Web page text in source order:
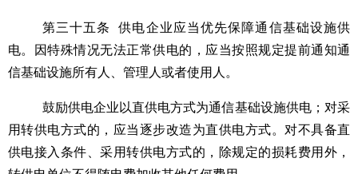
第三十五条
供电企业应当优先保障通信基础设施供
电。因特殊情况无法正常供电的，应当按照规定提前通知通
信基础设施所有人、管理人或者使用人。
鼓励供电企业以直供电方式为通信基础设施供电；对采
用转供电方式的，应当逐步改造为直供电方式。对不具备直
供电接入条件、采用转供电方式的，除规定的损耗费用外，